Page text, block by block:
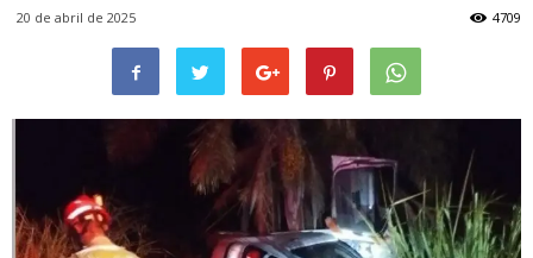
20 de abril de 2025 4709